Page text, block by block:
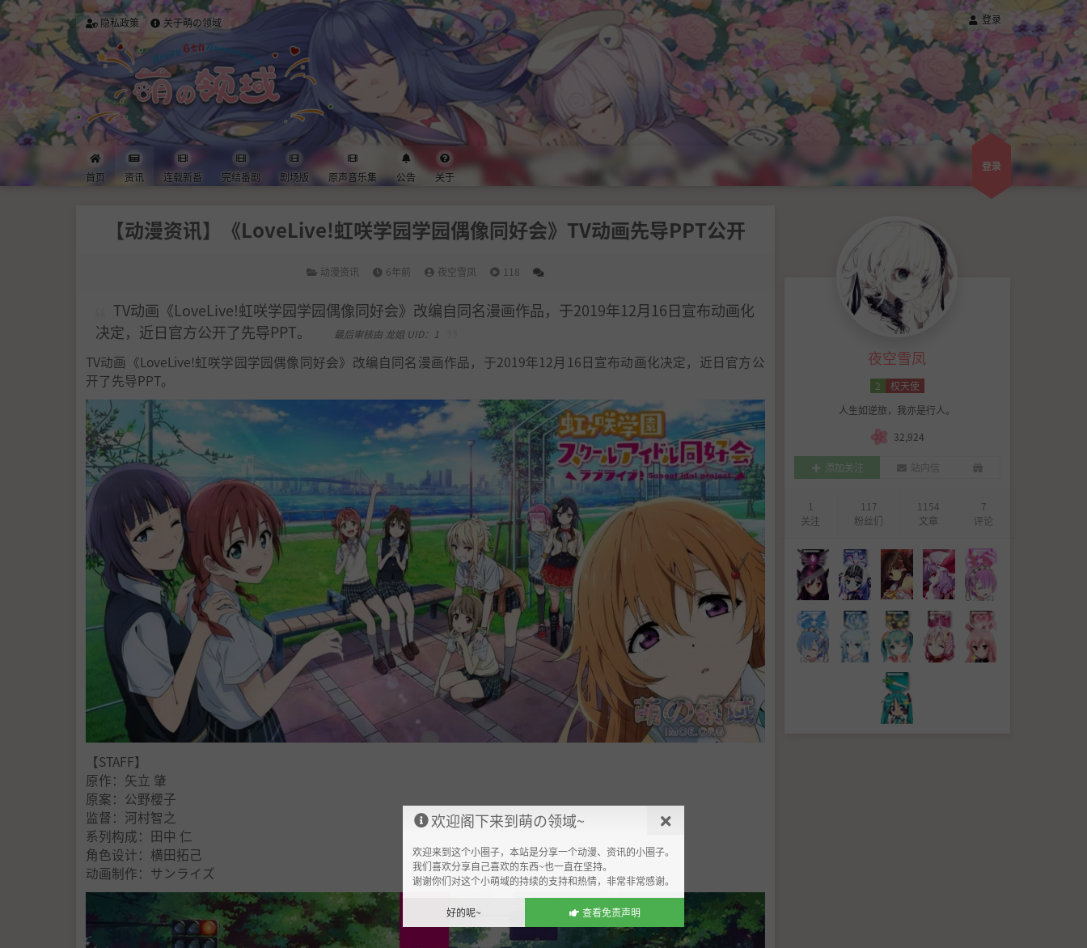
隐私政策 关于萌の领域 登录
首页 资讯 连载新番 完结番剧 剧场版 原声音乐集 公告 关于
登录
【动漫资讯】《LoveLive!虹咲学园学园偶像同好会》TV动画先导PPT公开
动漫资讯 6年前 夜空雪凤 118
TV动画《LoveLive!虹咲学园学园偶像同好会》改编自同名漫画作品，于2019年12月16日宣布动画化
决定，近日官方公开了先导PPT。
最后审核由 龙姐 UID：1
TV动画《LoveLive!虹咲学园学园偶像同好会》改编自同名漫画作品，于2019年12月16日宣布动画化决定，近日官方公
开了先导PPT。
【STAFF】
原作：矢立 肇
原案：公野櫻子
监督：河村智之
系列构成：田中 仁
角色设计：横田拓己
动画制作：サンライズ
夜空雪凤
2
权天使
人生如逆旅，我亦是行人。
32,924
添加关注 站内信
1
关注
117
粉丝们
1154
文章
7
评论
欢迎阁下来到萌の领域~
欢迎来到这个小圈子，本站是分享一个动漫、资讯的小圈子。
我们喜欢分享自己喜欢的东西~也一直在坚持。
谢谢你们对这个小萌域的持续的支持和热情，非常非常感谢。
好的呢~ 查看免责声明